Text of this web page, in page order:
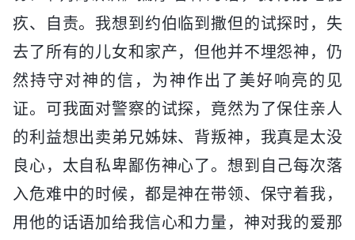
疚、自责。我想到约伯临到撒但的试探时，失
去了所有的儿女和家产，但他并不埋怨神，仍
然持守对神的信，为神作出了美好响亮的见
证。可我面对警察的试探，竟然为了保住亲人
的利益想出卖弟兄姊妹、背叛神，我真是太没
良心，太自私卑鄙伤神心了。想到自己每次落
入危难中的时候，都是神在带领、保守着我，
用他的话语加给我信心和力量，神对我的爱那